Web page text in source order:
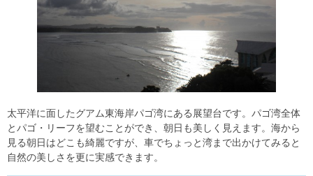
太平洋に面したグアム東海岸パゴ湾にある展望台です。パゴ湾全体
とパゴ・リーフを望むことができ、朝日も美しく見えます。海から
見る朝日はどこも綺麗ですが、車でちょっと湾まで出かけてみると
自然の美しさを更に実感できます。